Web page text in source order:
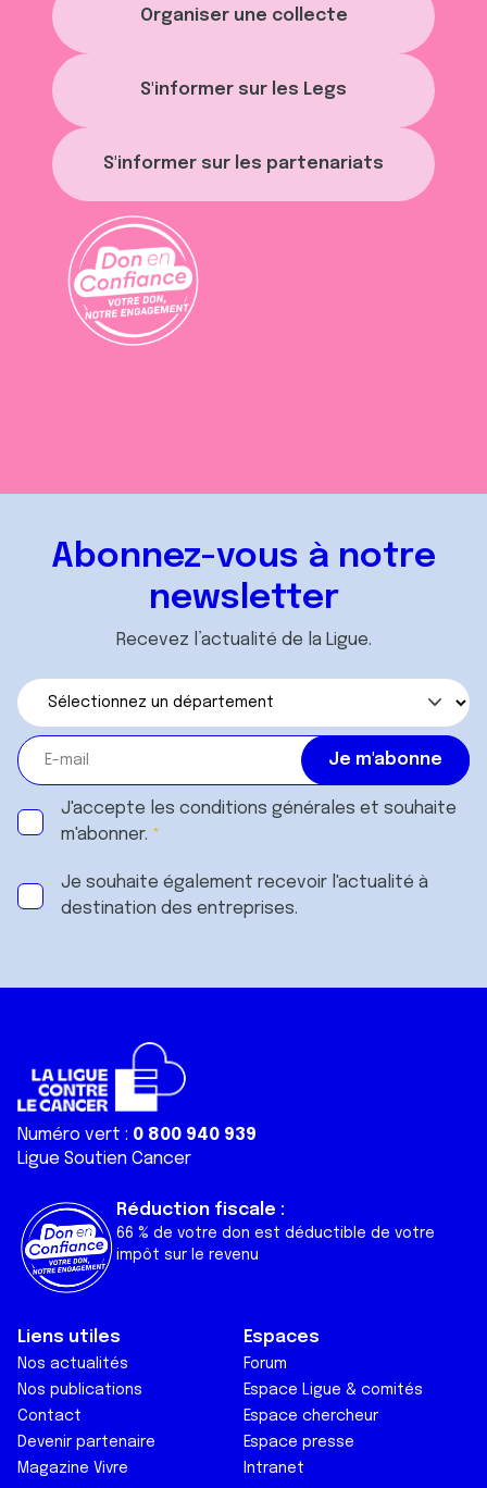
Organiser une collecte
S'informer sur les Legs
S'informer sur les partenariats
Abonnez-vous à notre
newsletter
Recevez l’actualité de la Ligue.
J'accepte les conditions générales et souhaite
m'abonner.
Je souhaite également recevoir l'actualité à
destination des entreprises.
Numéro vert : 0 800 940 939
Ligue Soutien Cancer
Réduction fiscale :
66 % de votre don est déductible de votre
impôt sur le revenu
Liens utiles
Nos actualités
Nos publications
Contact
Devenir partenaire
Magazine Vivre
Espaces
Forum
Espace Ligue & comités
Espace chercheur
Espace presse
Intranet